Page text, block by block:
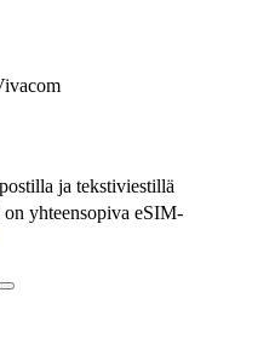
ja tekstiviestillä
yhteensopiva eSIM-